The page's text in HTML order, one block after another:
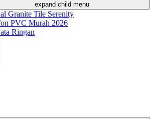
expand child menu
Granite Tile Serenity
PVC Murah 2026
Ringan